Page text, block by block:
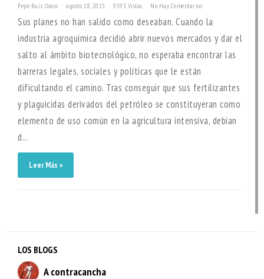
Pepe Ruiz Osoro agosto 18, 2015 9593 Vistas No Hay Comentarios
Sus planes no han salido como deseaban. Cuando la
industria agroquímica decidió abrir nuevos mercados y dar el
salto al ámbito biotecnológico, no esperaba encontrar las
barreras legales, sociales y políticas que le están
dificultando el camino. Tras conseguir que sus fertilizantes
y plaguicidas derivados del petróleo se constituyeran como
elemento de uso común en la agricultura intensiva, debían
d...
Leer Más »
LOS BLOGS
A contracancha